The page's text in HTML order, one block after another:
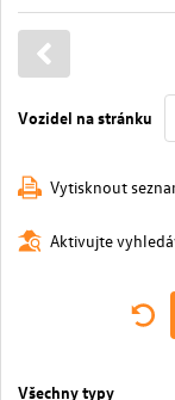
Vozidel na stránku
Vytisknout
Aktivujte
Všechny typy